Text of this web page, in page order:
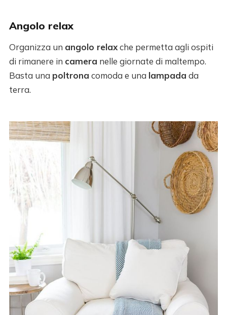
Angolo relax
Organizza un angolo relaxche permetta agli ospiti
di rimanere in camera nelle giornate di maltempo.
Basta una poltrona comoda e una lampada da
terra.